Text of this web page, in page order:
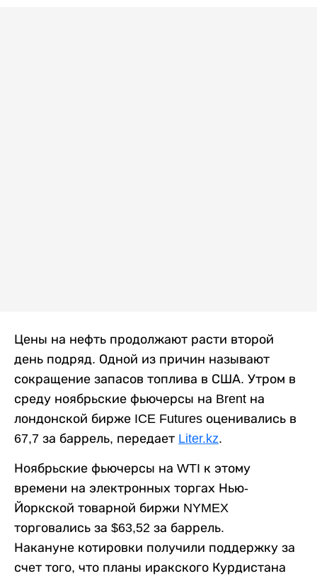
Цены на нефть продолжают расти второй
день подряд. Одной из причин называют
сокращение запасов топлива в США. Утром в
среду ноябрьские фьючерсы на Brent на
лондонской бирже ICE Futures оценивались в
67,7 за баррель, передает Liter.kz.
Ноябрьские фьючерсы на WTI к этому
времени на электронных торгах Нью-
Йоркской товарной биржи NYMEX
торговались за $63,52 за баррель.
Накануне котировки получили поддержку за
счет того, что планы иракского Курдистана